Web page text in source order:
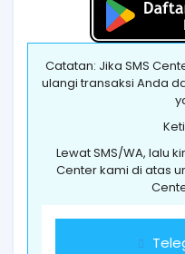
Catatan: Jika SMS
ulangi transaksi Anda
Lewat SMS/WA, lalu
Center kami di atas